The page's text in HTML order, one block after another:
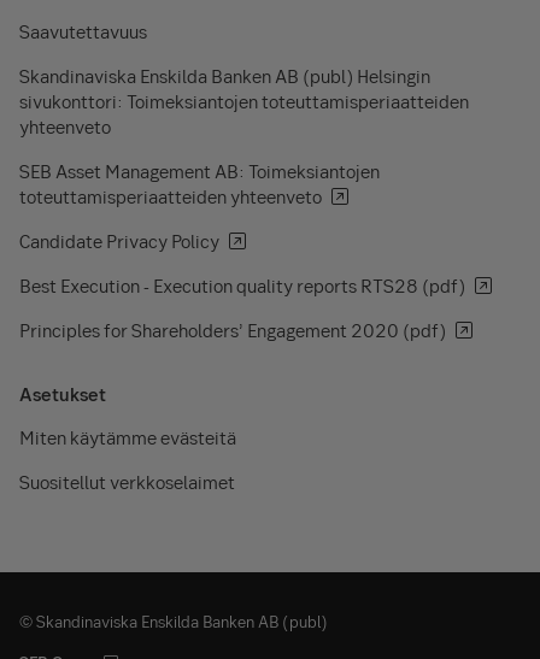
Saavutettavuus
Skandinaviska Enskilda Banken AB (publ) Helsingin
sivukonttori: Toimeksiantojen toteuttamisperiaatteiden
yhteenveto
SEB Asset Management AB: Toimeksiantojen
toteuttamisperiaatteiden yhteenveto
Candidate Privacy Policy
Best Execution - Execution quality reports RTS28 (pdf)
Principles for Shareholders’ Engagement 2020 (pdf)
Asetukset
Miten käytämme evästeitä
Suositellut verkkoselaimet
© Skandinaviska Enskilda Banken AB (publ)